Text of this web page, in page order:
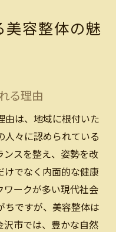
美容整体の魅
る理由
由は、地域に根付いた
人々に認められている
ンスを整え、姿勢を改
けでなく内面的な健康
ワークが多い現代社会
ちですが、美容整体は
沢市では、豊かな自然